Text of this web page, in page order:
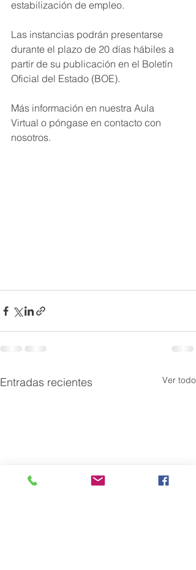
estabilización de empleo.
Las instancias podrán presentarse
durante el plazo de 20 días hábiles a
partir de su publicación en el Boletín
Oficial del Estado (BOE).
Más información en nuestra Aula
Virtual o póngase en contacto con
nosotros.
Entradas recientes Ver todo